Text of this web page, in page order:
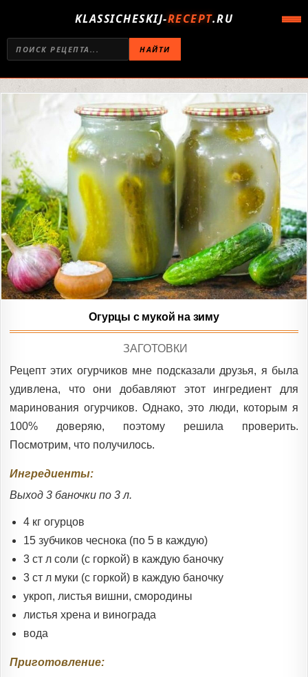
KLASSICHESKIJ-RECEPT.RU
НАЙТИ
Огурцы с мукой на зиму
POSTED
ЗАГОТОВКИ
Рецепт этих огурчиков мне подсказали друзья, я была
удивлена, что они добавляют этот ингредиент для
маринования огурчиков. Однако, это люди, которым я
100% доверяю, поэтому решила проверить.
Посмотрим, что получилось.
Ингредиенты:
Выход 3 баночки по 3 л.
4 кг огурцов
15 зубчиков чеснока (по 5 в каждую)
3 ст л соли (с горкой) в каждую баночку
3 ст л муки (с горкой) в каждую баночку
укроп, листья вишни, смородины
листья хрена и винограда
вода
Приготовление: